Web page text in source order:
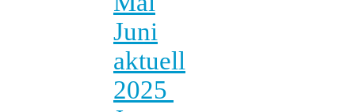
Juni
aktuell
2025